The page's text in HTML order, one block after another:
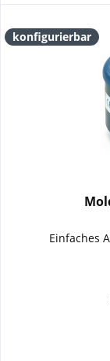
konfigurierbar
Einfaches